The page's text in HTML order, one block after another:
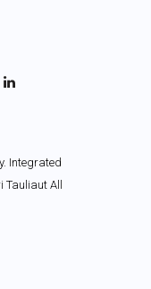
. Integrated
All